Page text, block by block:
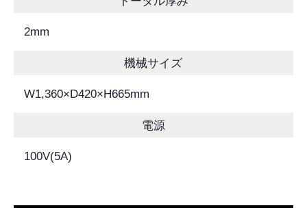
2mm
機械サイズ
W1,360×D420×H665mm
電源
100V(5A)